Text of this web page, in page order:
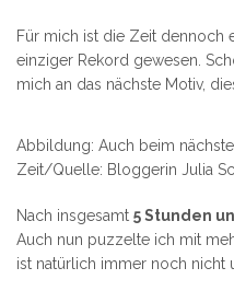
Für mich ist die Zeit dennoch
einziger Rekord gewesen.
mich an das nächste Motiv,
Abbildung: Auch beim
Zeit/Quelle: Bloggerin Julia
Nach insgesamt 5 Stunden
Auch nun puzzelte ich mit
ist natürlich immer noch nicht